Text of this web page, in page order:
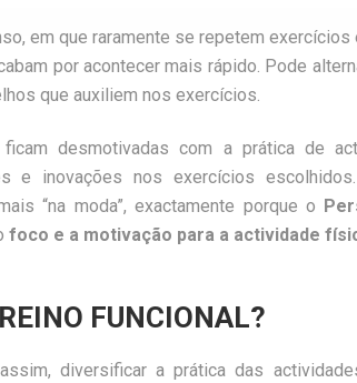
em que raramente se repetem
por acontecer mais rápido. Pode
que auxiliem nos exercícios.
ficam desmotivadas com a prática de
e inovações nos exercícios
“na moda”, exactamente porque o
foco e a motivação para a actividade
FUNCIONAL?
diversificar a prática das